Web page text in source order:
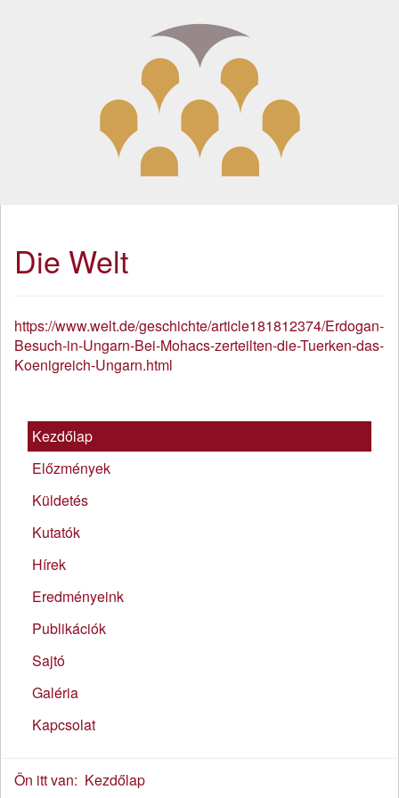
Die Welt
https://www.welt.de/geschichte/article181812374/Erdogan-
Besuch-in-Ungarn-Bei-Mohacs-zerteilten-die-Tuerken-das-
Koenigreich-Ungarn.html
Kezdőlap
Előzmények
Küldetés
Kutatók
Hírek
Eredményeink
Publikációk
Sajtó
Galéria
Kapcsolat
Ön itt van: Kezdőlap